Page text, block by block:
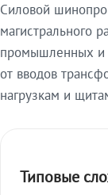
Силовой
магистрального
промышленных и
от вводов
нагрузкам и
Типовые